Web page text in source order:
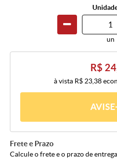
un
R$
à vista R$ 23,38
Frete e Prazo
Calcule o frete e o prazo de